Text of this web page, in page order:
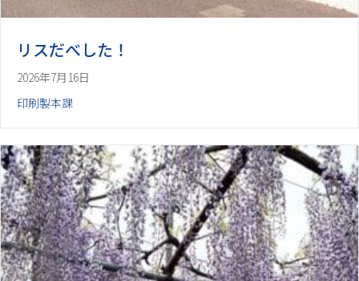
リスだべした！
2026年7月16日
印刷製本課